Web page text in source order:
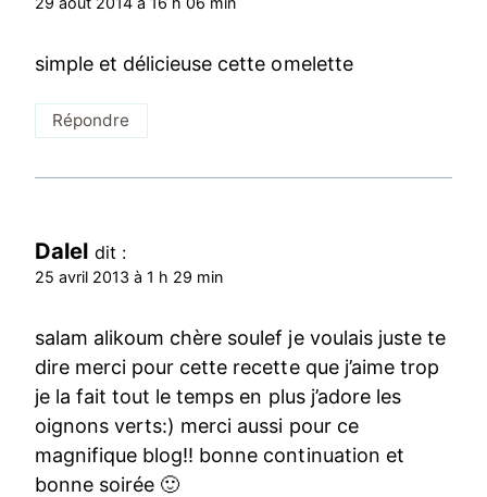
simple et délicieuse cette omelette
Répondre
Dalel dit :
25 avril 2013 à 1 h 29 min
salam alikoum chère soulef je voulais juste te
dire merci pour cette recette que j’aime trop
je la fait tout le temps en plus j’adore les
oignons verts:) merci aussi pour ce
magnifique blog!! bonne continuation et
bonne soirée 🙂